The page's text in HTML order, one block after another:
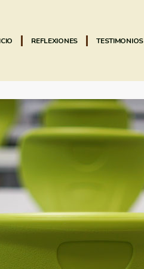
REFLEXIONES TESTIMONIOS